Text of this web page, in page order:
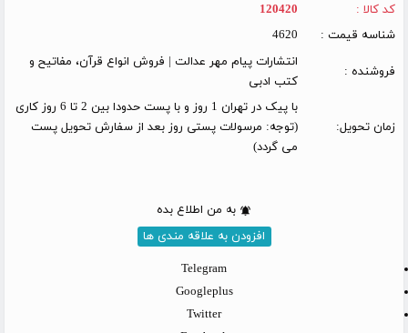
کد کالا :
120420
شناسه قیمت :
4620
فروشنده :
انتشارات پیام مهر عدالت | فروش انواع قرآن، مفاتیح و
کتب ادبی
زمان تحویل:
با پیک در تهران 1 روز و با پست حدودا بین 2 تا 6 روز کاری
(توجه: مرسولات پستی روز بعد از سفارش تحویل پست
می گردد)
به من اطلاع بده
افزودن به علاقه مندی ها
Telegram
Googleplus
Twitter